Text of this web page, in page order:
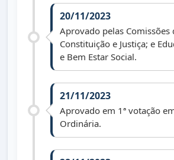
20/11/2023
Aprovado pelas Comissões
Constituição e Justiça; e
e Bem Estar Social.
21/11/2023
Aprovado em 1ª votação
Ordinária.